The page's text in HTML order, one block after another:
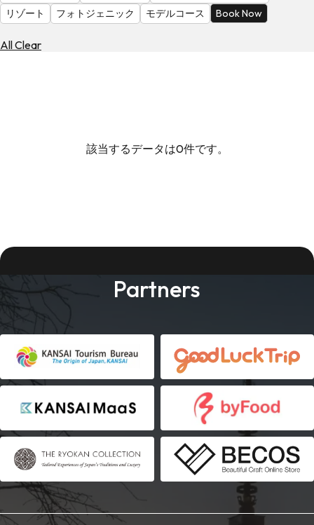
リゾート
フォトジェニック モデルコース Book Now
All Clear
該当するデータは0件です。
Partners